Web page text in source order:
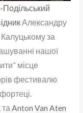
Подільський
Александру
за
нашої
місце
фестивалю
та Anton Van Aten